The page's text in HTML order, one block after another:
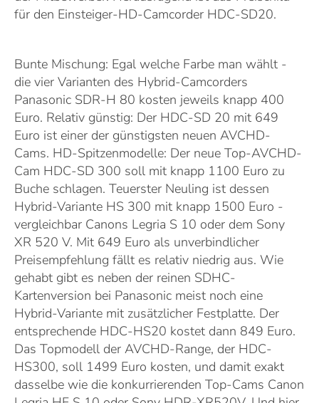
für den Einsteiger-HD-Camcorder HDC-SD20.
Bunte Mischung: Egal welche Farbe man wählt -
die vier Varianten des Hybrid-Camcorders
Panasonic SDR-H 80 kosten jeweils knapp 400
Euro. Relativ günstig: Der HDC-SD 20 mit 649
Euro ist einer der günstigsten neuen AVCHD-
Cams. HD-Spitzenmodelle: Der neue Top-AVCHD-
Cam HDC-SD 300 soll mit knapp 1100 Euro zu
Buche schlagen. Teuerster Neuling ist dessen
Hybrid-Variante HS 300 mit knapp 1500 Euro -
vergleichbar Canons Legria S 10 oder dem Sony
XR 520 V. Mit 649 Euro als unverbindlicher
Preisempfehlung fällt es relativ niedrig aus. Wie
gehabt gibt es neben der reinen SDHC-
Kartenversion bei Panasonic meist noch eine
Hybrid-Variante mit zusätzlicher Festplatte. Der
entsprechende HDC-HS20 kostet dann 849 Euro.
Das Topmodell der AVCHD-Range, der HDC-
HS300, soll 1499 Euro kosten, und damit exakt
dasselbe wie die konkurrierenden Top-Cams Canon